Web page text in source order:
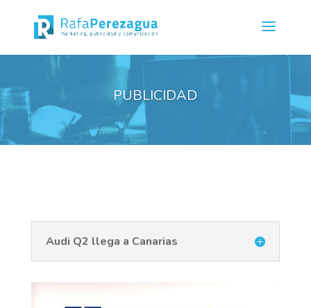
PUBLICIDAD
Audi Q2 llega a Canarias